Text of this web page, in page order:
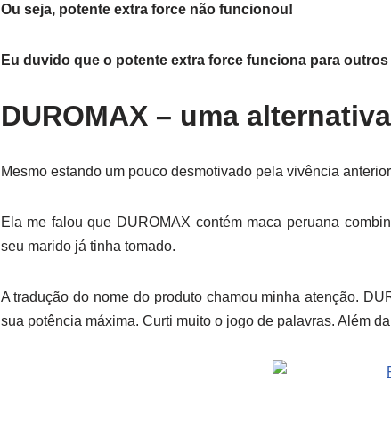
Ou seja, potente extra force não funcionou!
Eu duvido que o potente extra force funciona para
DUROMAX – uma
Mesmo estando um pouco desmotivado pela vivência
Ela me falou que DUROMAX contém maca peruana
seu marido já tinha tomado.
A tradução do nome do produto chamou minha atenção.
sua potência máxima. Curti muito o jogo de palavras. Além